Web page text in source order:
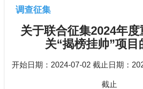
调查征集
关于联合征集2024年
关“揭榜挂帅”项目
开始日期： 2024-07-02 截止日期：
截止